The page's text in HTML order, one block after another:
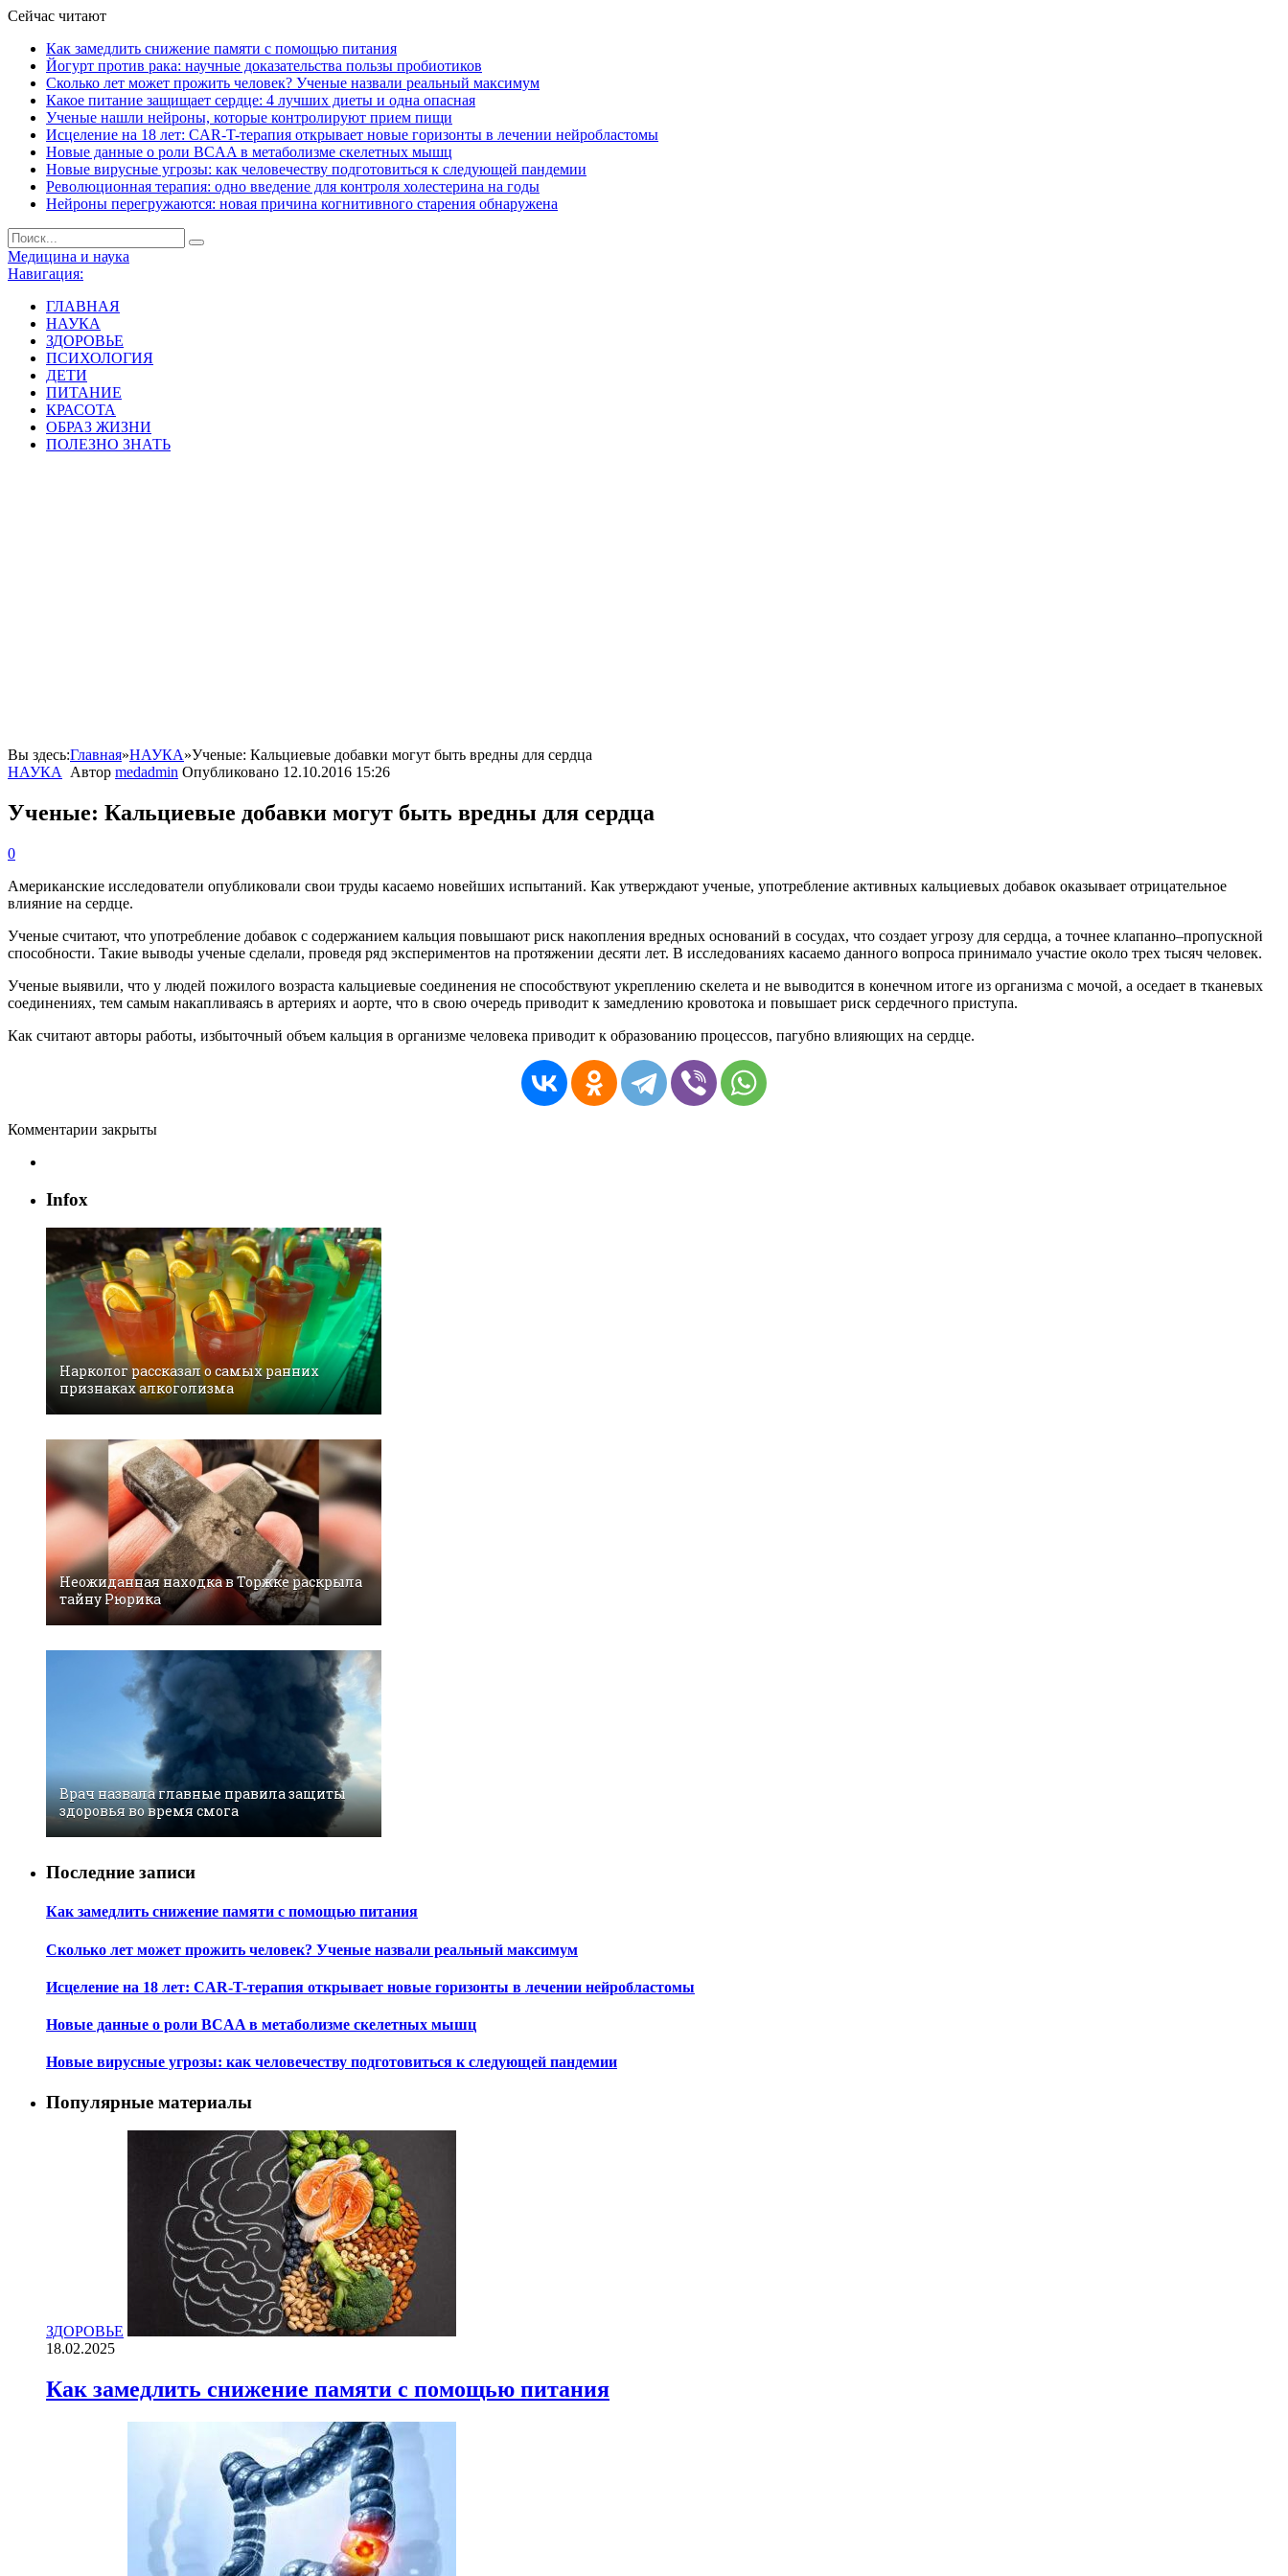
Сейчас читают
Как замедлить снижение памяти с помощью питания
Йогурт против рака: научные доказательства пользы пробиотиков
Сколько лет может прожить человек? Ученые назвали реальный максимум
Какое питание защищает сердце: 4 лучших диеты и одна опасная
Ученые нашли нейроны, которые контролируют прием пищи
Исцеление на 18 лет: CAR-T-терапия открывает новые горизонты в лечении нейробластомы
Новые данные о роли BCAA в метаболизме скелетных мышц
Новые вирусные угрозы: как человечеству подготовиться к следующей пандемии
Революционная терапия: одно введение для контроля холестерина на годы
Нейроны перегружаются: новая причина когнитивного старения обнаружена
Медицина и наука
Навигация:
ГЛАВНАЯ
НАУКА
ЗДОРОВЬЕ
ПСИХОЛОГИЯ
ДЕТИ
ПИТАНИЕ
КРАСОТА
ОБРАЗ ЖИЗНИ
ПОЛЕЗНО ЗНАТЬ
Вы здесь:Главная»НАУКА»Ученые: Кальциевые добавки могут быть вредны для сердца
НАУКА
Автор medadmin Опубликовано 12.10.2016 15:26
Ученые: Кальциевые добавки могут быть вредны для сердца
0
Американские исследователи опубликовали свои труды касаемо новейших испытаний. Как утверждают ученые, употребление активных кальциевых добавок оказывает отрицательное
влияние на сердце.
Ученые считают, что употребление добавок с содержанием кальция повышают риск накопления вредных оснований в сосудах, что создает угрозу для сердца, а точнее клапанно–пропускной
способности. Такие выводы ученые сделали, проведя ряд экспериментов на протяжении десяти лет. В исследованиях касаемо данного вопроса принимало участие около трех тысяч человек.
Ученые выявили, что у людей пожилого возраста кальциевые соединения не способствуют укреплению скелета и не выводится в конечном итоге из организма с мочой, а оседает в тканевых
соединениях, тем самым накапливаясь в артериях и аорте, что в свою очередь приводит к замедлению кровотока и повышает риск сердечного приступа.
Как считают авторы работы, избыточный объем кальция в организме человека приводит к образованию процессов, пагубно влияющих на сердце.
Комментарии закрыты
Infox
Нарколог рассказал о самых ранних
признаках алкоголизма
Неожиданная находка в Торжке раскрыла
тайну Рюрика
Врач назвала главные правила защиты
здоровья во время смога
Последние записи
Как замедлить снижение памяти с помощью питания
Сколько лет может прожить человек? Ученые назвали реальный максимум
Исцеление на 18 лет: CAR-T-терапия открывает новые горизонты в лечении нейробластомы
Новые данные о роли BCAA в метаболизме скелетных мышц
Новые вирусные угрозы: как человечеству подготовиться к следующей пандемии
Популярные материалы
ЗДОРОВЬЕ
18.02.2025
Как замедлить снижение памяти с помощью питания